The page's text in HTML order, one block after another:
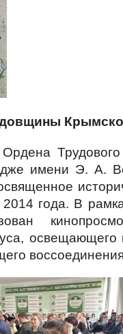
имени Э. А.
года. В